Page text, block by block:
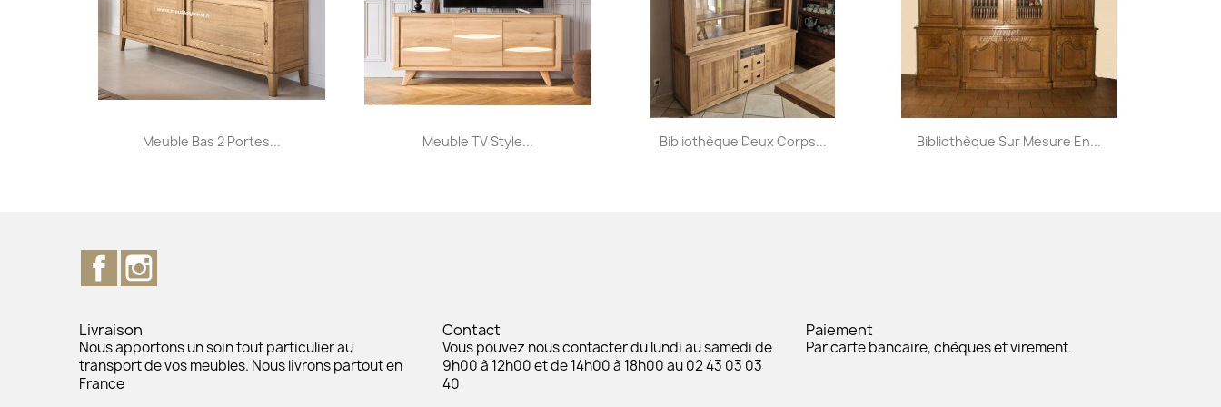
Aperçu rapide
Meuble Bas 2 Portes... Aperçu rapide
Meuble TV Style... Aperçu rapide
Bibliothèque Deux Corps... Aperçu rapide
Bibliothèque Sur Mesure En...
Facebook
Livraison
Nous apportons un soin tout particulier au
transport de vos meubles. Nous livrons partout en
France
Contact
Vous pouvez nous contacter du lundi au samedi de
9h00 à 12h00 et de 14h00 à 18h00 au 02 43 03 03
40
Paiement
Par carte bancaire, chèques et virement.